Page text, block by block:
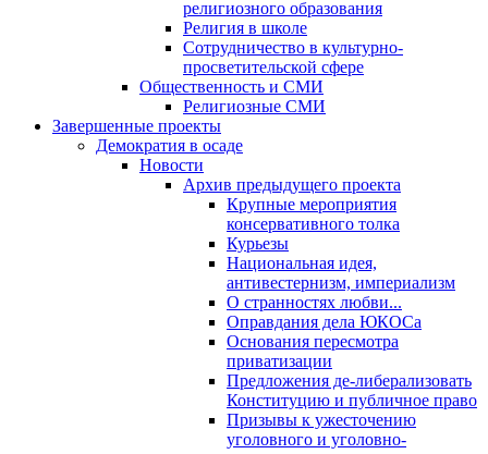
религиозного образования
Религия в школе
Сотрудничество в культурно-
просветительской сфере
Общественность и СМИ
Религиозные СМИ
Завершенные проекты
Демократия в осаде
Новости
Архив предыдущего проекта
Крупные мероприятия
консервативного толка
Курьезы
Национальная идея,
антивестернизм, империализм
О странностях любви...
Оправдания дела ЮКОСа
Основания пересмотра
приватизации
Предложения де-либерализовать
Конституцию и публичное право
Призывы к ужесточению
уголовного и уголовно-